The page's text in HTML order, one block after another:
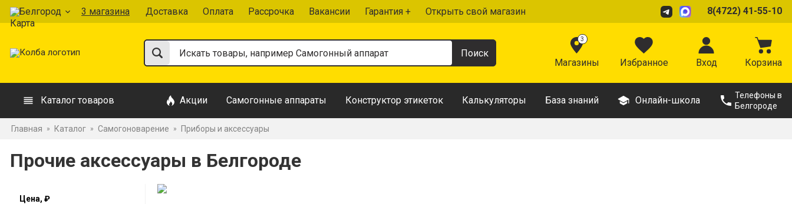
Белгород 3 магазина Доставка Оплата Рассрочка Вакансии Гарантия + Открыть свой магазин 8(4722) 41-55-10
3
Магазины Избранное Вход Корзина
Каталог товаров Акции Самогонные аппараты Конструктор этикеток Калькуляторы База знаний Онлайн-школа
Телефоны в
Белгороде
Главная » Каталог » Самогоноварение » Приборы и аксессуары
Прочие аксессуары в Белгороде
Цена, ₽